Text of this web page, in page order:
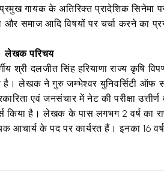
प्रमुख गायक के अतिरिक्त प्रादेशिक
और समाज आदि विषयों पर चर्चा करने का
लेखक परिचय
श्री दलजीत सिंह हरियाणा राज्य कृषि
लेखक ने गुरु जम्भेश्वर युनिवर्सिटी ऑफ
एवं जनसंचार में नेट की परीक्षा
किया है। लेखक के पास लगभग 2 वर्ष का
आचार्य के पद पर कार्यरत हैं। इनका 16